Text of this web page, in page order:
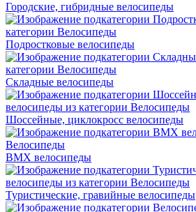
Городские, гибридные велосипеды
Подростковые велосипеды
Складные велосипеды
Шоссейные, циклокросс велосипеды
BMX велосипеды
Туристические, гравийные велосипеды